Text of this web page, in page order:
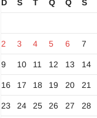
D S T Q Q S
2 3 4 5 6 7
9 10 11 12 13 14
16 17 18 19 20 21
23 24 25 26 27 28